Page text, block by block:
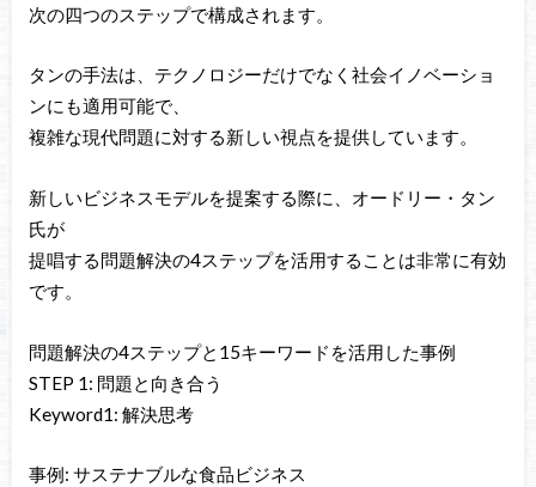
次の四つのステップで構成されます。
タンの手法は、テクノロジーだけでなく社会イノベーショ
ンにも適用可能で、
複雑な現代問題に対する新しい視点を提供しています。
新しいビジネスモデルを提案する際に、オードリー・タン
氏が
提唱する問題解決の4ステップを活用することは非常に有効
です。
問題解決の4ステップと15キーワードを活用した事例
STEP 1: 問題と向き合う
Keyword1: 解決思考
事例: サステナブルな食品ビジネス